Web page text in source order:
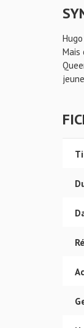
Mais